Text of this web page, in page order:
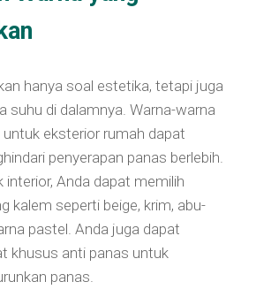
hanya soal estetika, tetapi juga
suhu di dalamnya. Warna-warna
eksterior rumah dapat
penyerapan panas berlebih.
interior, Anda dapat memilih
kalem seperti beige, krim, abu-
pastel. Anda juga dapat
khusus anti panas untuk
panas.